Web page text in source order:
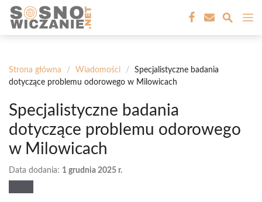
Przejdź
treści
Strona główna / Wiadomości /
Specjalistyczne badania
dotyczące problemu odorowego w Milowicach
Specjalistyczne badania
dotyczące problemu odorowego
w Milowicach
Data dodania: 1 grudnia 2025 r.